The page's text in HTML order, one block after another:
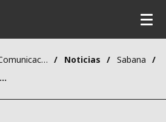
Medios de Comunicación Noticias
Sabana
Celebramos El Día Del Árbol Junto A Carsucre, Policía Ecológica y Ambiental, E Institución Educativa Comfasucre